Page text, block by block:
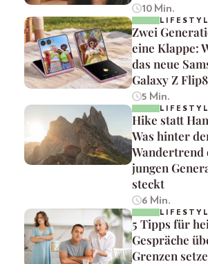
10 Min.
Zwei
eine Klappe:
das neue
Galaxy Z Flip8
5 Min.
Hike statt
Was hinter
Wandertrend
jungen
steckt
6 Min.
5 Tipps für
Gespräche
Grenzen